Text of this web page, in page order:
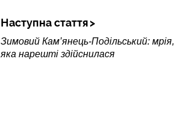
Наступна стаття
Зимовий Кам’янець-Подільський: мрія,
яка нарешті здійснилася